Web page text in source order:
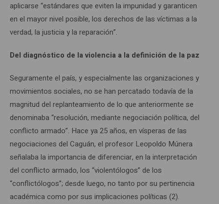
aplicarse “estándares que eviten la impunidad y garanticen
en el mayor nivel posible, los derechos de las víctimas a la
verdad, la justicia y la reparación”.
Del diagnóstico de la violencia a la definición de la paz
Seguramente el país, y especialmente las organizaciones y
movimientos sociales, no se han percatado todavía de la
magnitud del replanteamiento de lo que anteriormente se
denominaba “resolución, mediante negociación política, del
conflicto armado”. Hace ya 25 años, en vísperas de las
negociaciones del Caguán, el profesor Leopoldo Múnera
señalaba la importancia de diferenciar, en la interpretación
del conflicto armado, los “violentólogos” de los
“conflictólogos”; desde luego, no tanto por su pertinencia
académica como por sus implicaciones políticas (2).